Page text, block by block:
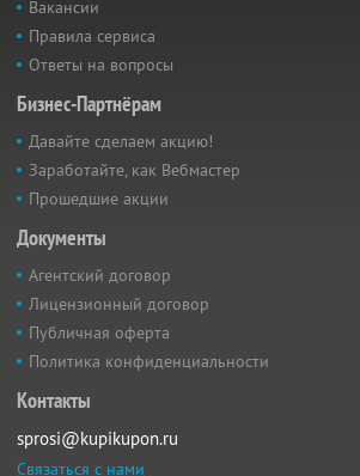
Вакансии
Правила сервиса
Ответы на вопросы
Бизнес-Партнёрам
Давайте сделаем акцию!
Заработайте, как Вебмастер
Прошедшие акции
Документы
Агентский договор
Лицензионный договор
Публичная оферта
Политика конфиденциальности
Контакты
sprosi@kupikupon.ru
Связаться с нами